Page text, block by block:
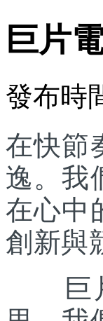
巨片
發布時
在快節
逸。我
在心中
創新與
巨片